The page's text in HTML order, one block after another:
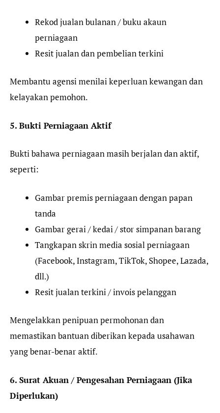
Rekod jualan bulanan / buku akaun
perniagaan
Resit jualan dan pembelian terkini
Membantu agensi menilai keperluan kewangan dan
kelayakan pemohon.
5. Bukti Perniagaan Aktif
Bukti bahawa perniagaan masih berjalan dan aktif,
seperti:
Gambar premis perniagaan dengan papan
tanda
Gambar gerai / kedai / stor simpanan barang
Tangkapan skrin media sosial perniagaan
(Facebook, Instagram, TikTok, Shopee, Lazada,
dll.)
Resit jualan terkini / invois pelanggan
Mengelakkan penipuan permohonan dan
memastikan bantuan diberikan kepada usahawan
yang benar-benar aktif.
6. Surat Akuan / Pengesahan Perniagaan (Jika
Diperlukan)